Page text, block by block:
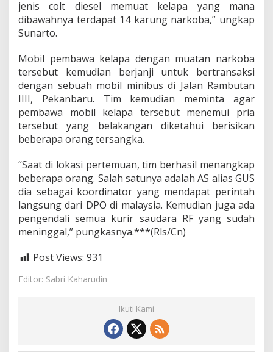
jenis colt diesel memuat kelapa yang mana
dibawahnya terdapat 14 karung narkoba,” ungkap
Sunarto.
Mobil pembawa kelapa dengan muatan narkoba
tersebut kemudian berjanji untuk bertransaksi
dengan sebuah mobil minibus di Jalan Rambutan
IIII, Pekanbaru. Tim kemudian meminta agar
pembawa mobil kelapa tersebut menemui pria
tersebut yang belakangan diketahui berisikan
beberapa orang tersangka.
“Saat di lokasi pertemuan, tim berhasil menangkap
beberapa orang. Salah satunya adalah AS alias GUS
dia sebagai koordinator yang mendapat perintah
langsung dari DPO di malaysia. Kemudian juga ada
pengendali semua kurir saudara RF yang sudah
meninggal,” pungkasnya.***(Rls/Cn)
Post Views: 931
Editor: Sabri Kaharudin
Ikuti Kami